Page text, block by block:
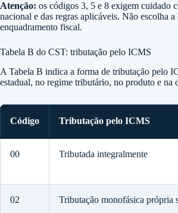
Atenção: os códigos 3, 5 e 8 exigem cuidado
nacional e das regras aplicáveis. Não escolha
enquadramento fiscal.
Tabela B do CST: tributação pelo ICMS
A Tabela B indica a forma de tributação pelo
estadual, no regime tributário, no produto e na
Código Tributação pelo ICMS
00 Tributada integralmente
02 Tributação monofásica própria